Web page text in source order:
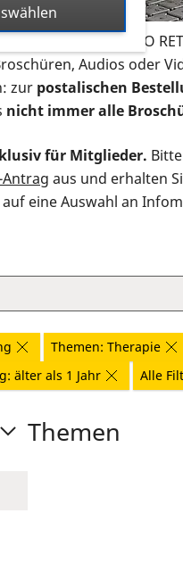
Infomaterial der PRO
Audios oder
zur postalischen
nicht immer alle
für Mitglieder.
aus und erhalten
eine Auswahl an
Themen: Therapie
älter als 1 Jahr Alle
Themen